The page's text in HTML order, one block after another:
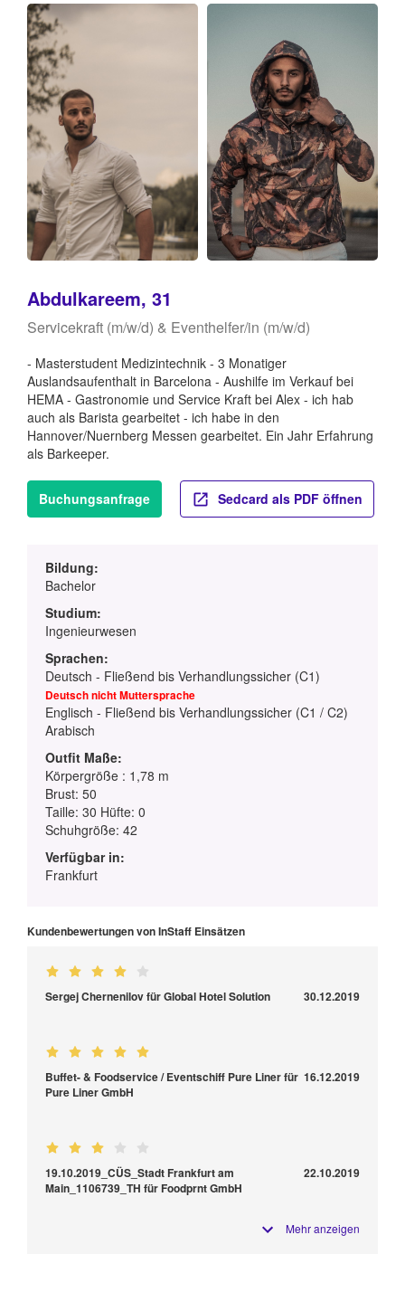
Abdulkareem, 31
Servicekraft (m/w/d) & Eventhelfer/in (m/w/d)
- Masterstudent Medizintechnik - 3 Monatiger
Auslandsaufenthalt in Barcelona - Aushilfe im Verkauf bei
HEMA - Gastronomie und Service Kraft bei Alex - ich hab
auch als Barista gearbeitet - ich habe in den
Hannover/Nuernberg Messen gearbeitet. Ein Jahr Erfahrung
als Barkeeper.
Buchungsanfrage Sedcard als PDF öffnen
Bildung:
Bachelor
Studium:
Ingenieurwesen
Sprachen:
Deutsch - Fließend bis Verhandlungssicher (C1)
Deutsch nicht Muttersprache
Englisch - Fließend bis Verhandlungssicher (C1 / C2)
Arabisch
Outfit Maße:
Körpergröße : 1,78 m
Brust: 50
Taille: 30 Hüfte: 0
Schuhgröße: 42
Verfügbar in:
Frankfurt
Kundenbewertungen von InStaff Einsätzen
Sergej Chernenilov für Global Hotel Solution 30.12.2019
Buffet- & Foodservice / Eventschiff Pure Liner für
Pure Liner GmbH
16.12.2019
19.10.2019_CÜS_Stadt Frankfurt am
Main_1106739_TH für Foodprnt GmbH
22.10.2019
Mehr anzeigen